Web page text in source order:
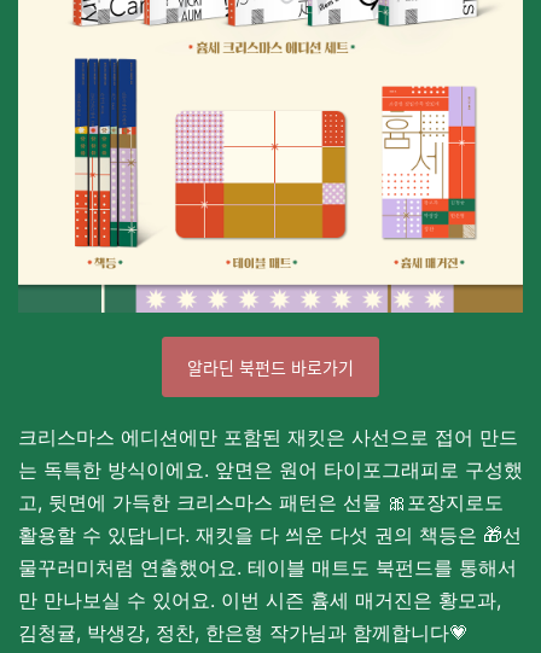
알라딘 북펀드 바로가기
크리스마스 에디션에만 포함된 재킷은 사선으로 접어 만드
는 독특한 방식이에요. 앞면은 원어 타이포그래피로 구성했
고, 뒷면에 가득한 크리스마스 패턴은 선물 🎀포장지로도
활용할 수 있답니다. 재킷을 다 씌운 다섯 권의 책등은 🎁선
물꾸러미처럼 연출했어요. 테이블 매트도 북펀드를 통해서
만 만나보실 수 있어요. 이번 시즌 흄세 매거진은 황모과,
김청귤, 박생강, 정찬, 한은형 작가님과 함께합니다💗